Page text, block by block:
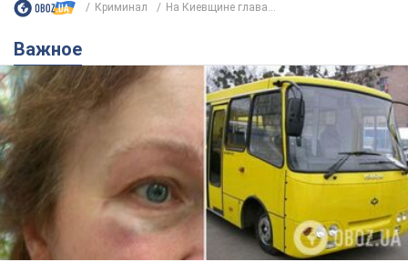
Криминал На Киевщине глава...
Важное